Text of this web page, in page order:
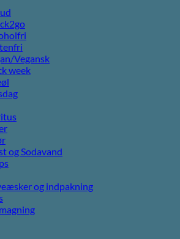
Vegansk
week
og Sodavand
og indpakning